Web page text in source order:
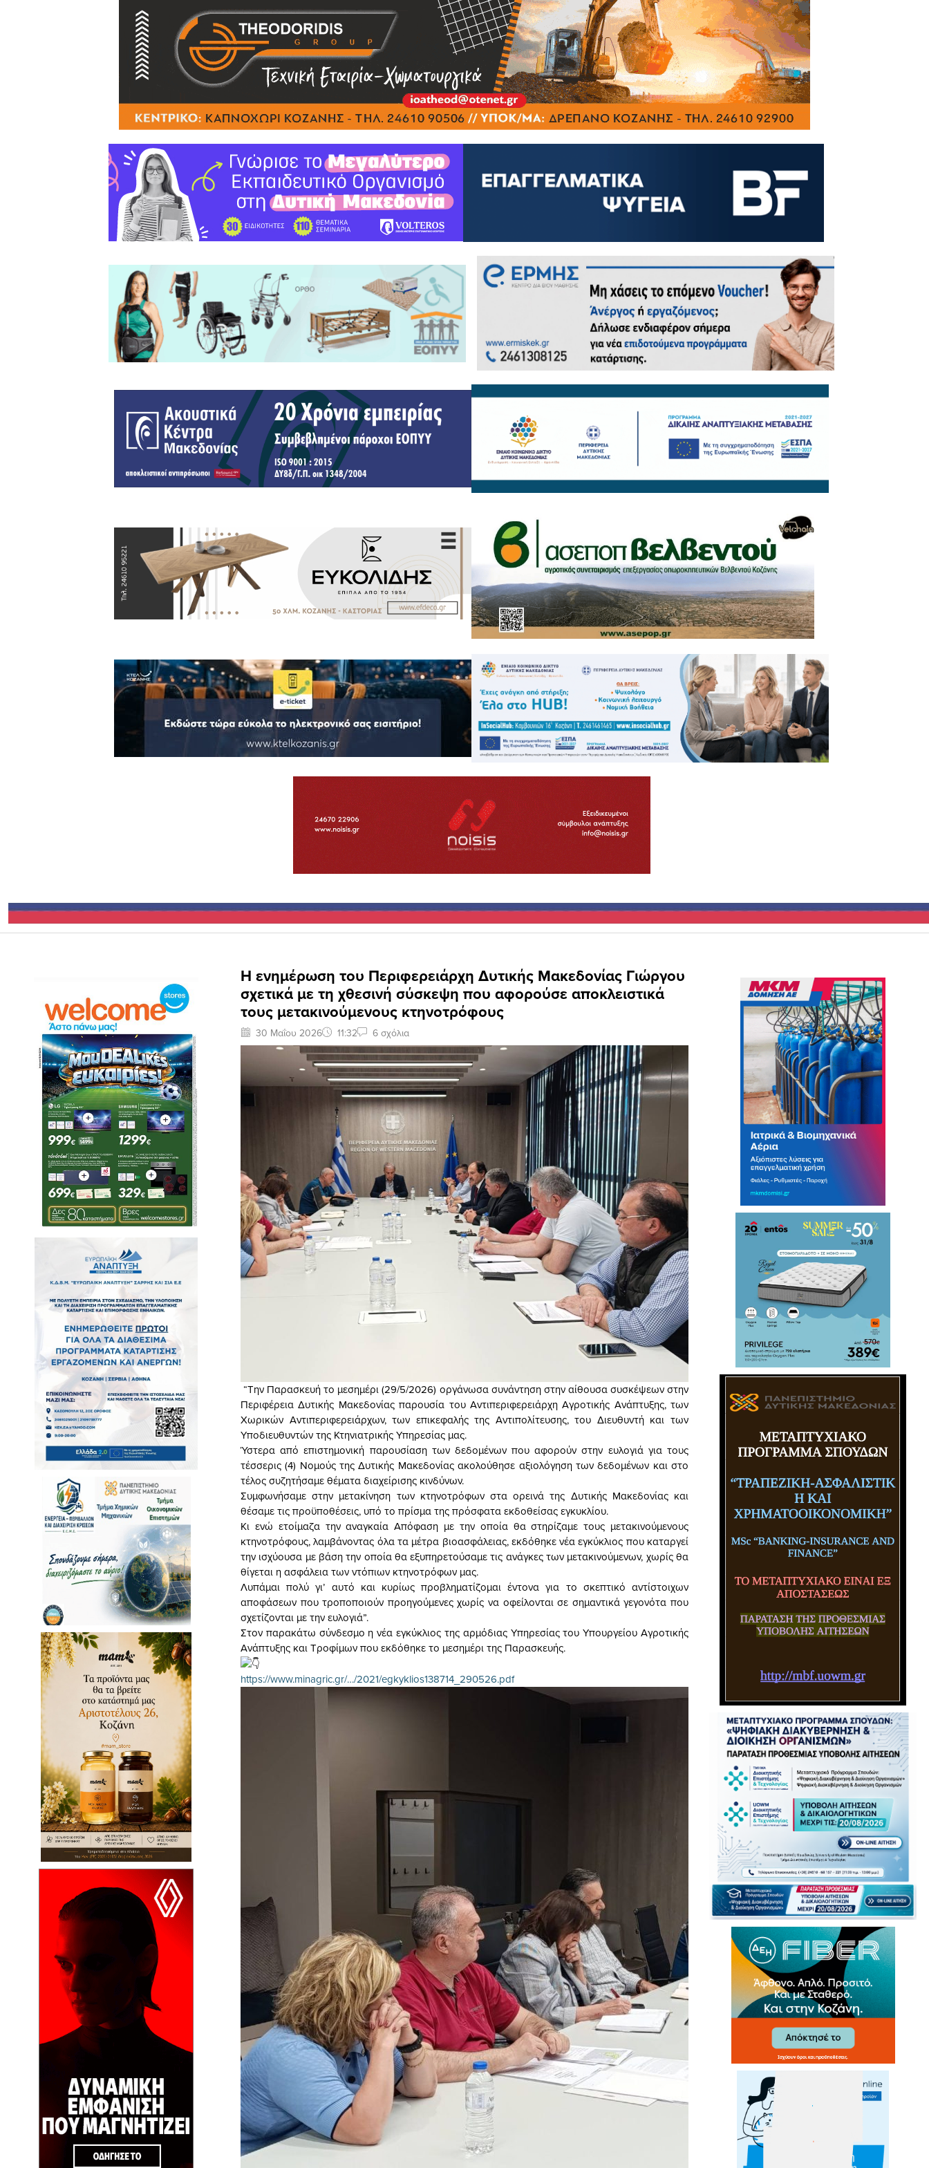
Η ενημέρωση του Περιφερειάρχη Δυτικής Μακεδονίας Γιώργου
σχετικά με τη χθεσινή σύσκεψη που αφορούσε αποκλειστικά
τους μετακινούμενους κτηνοτρόφους
30 Μαΐου 2026 11:32 6 σχόλια
️ “Την Παρασκευή το μεσημέρι (29/5/2026) οργάνωσα συνάντηση στην αίθουσα συσκέψεων στην
Περιφέρεια Δυτικής Μακεδονίας παρουσία του Αντιπεριφερειάρχη Αγροτικής Ανάπτυξης, των
Χωρικών Αντιπεριφερειάρχων, των επικεφαλής της Αντιπολίτευσης, του Διευθυντή και των
Υποδιευθυντών της Κτηνιατρικής Υπηρεσίας μας.
Ύστερα από επιστημονική παρουσίαση των δεδομένων που αφορούν στην ευλογιά για τους
τέσσερις (4) Νομούς της Δυτικής Μακεδονίας ακολούθησε αξιολόγηση των δεδομένων και στο
τέλος συζητήσαμε θέματα διαχείρισης κινδύνων.
Συμφωνήσαμε στην μετακίνηση των κτηνοτρόφων στα ορεινά της Δυτικής Μακεδονίας και
θέσαμε τις προϋποθέσεις, υπό το πρίσμα της πρόσφατα εκδοθείσας εγκυκλίου.
Κι ενώ ετοίμαζα την αναγκαία Απόφαση με την οποία θα στηρίζαμε τους μετακινούμενους
κτηνοτρόφους, λαμβάνοντας όλα τα μέτρα βιοασφάλειας, εκδόθηκε νέα εγκύκλιος που καταργεί
την ισχύουσα με βάση την οποία θα εξυπηρετούσαμε τις ανάγκες των μετακινούμενων, χωρίς θα
θίγεται η ασφάλεια των ντόπιων κτηνοτρόφων μας.
Λυπάμαι πολύ γι’ αυτό και κυρίως προβληματίζομαι έντονα για το σκεπτικό αντίστοιχων
αποφάσεων που τροποποιούν προηγούμενες χωρίς να οφείλονται σε σημαντικά γεγονότα που
σχετίζονται με την ευλογιά”.
Στον παρακάτω σύνδεσμο η νέα εγκύκλιος της αρμόδιας Υπηρεσίας του Υπουργείου Αγροτικής
Ανάπτυξης και Τροφίμων που εκδόθηκε το μεσημέρι της Παρασκευής.
https://www.minagric.gr/…/2021/egkyklios138714_290526.pdf